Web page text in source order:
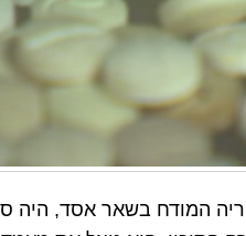
המודח בשאר אסד, היה